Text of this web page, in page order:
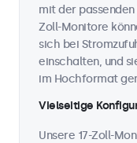
mit der
Zoll-Monitore
sich bei
einschalten, und
im Hochformat
Vielseitige
Unsere 17-Zoll-